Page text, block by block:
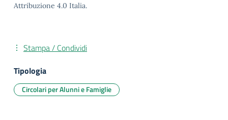
Attribuzione 4.0 Italia.
Stampa / Condividi
Tipologia
Circolari per Alunni e Famiglie